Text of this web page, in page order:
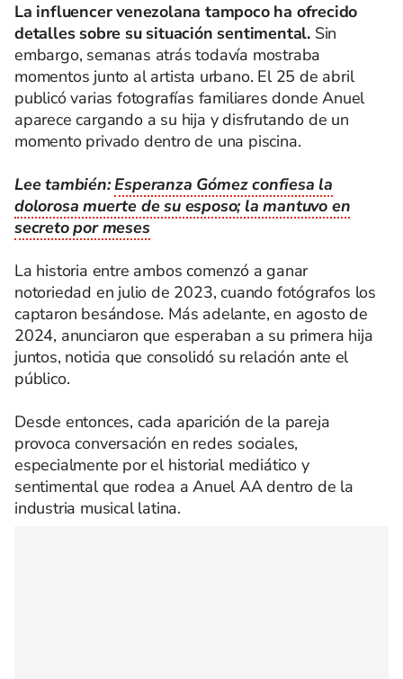
La influencer venezolana tampoco ha ofrecido
detalles sobre su situación sentimental. Sin
embargo, semanas atrás todavía mostraba
momentos junto al artista urbano. El 25 de abril
publicó varias fotografías familiares donde Anuel
aparece cargando a su hija y disfrutando de un
momento privado dentro de una piscina.
Lee también:Esperanza Gómez confiesa la
dolorosa muerte de su esposo; la mantuvo en
secreto por meses
La historia entre ambos comenzó a ganar
notoriedad en julio de 2023, cuando fotógrafos los
captaron besándose. Más adelante, en agosto de
2024, anunciaron que esperaban a su primera hija
juntos, noticia que consolidó su relación ante el
público.
Desde entonces, cada aparición de la pareja
provoca conversación en redes sociales,
especialmente por el historial mediático y
sentimental que rodea a Anuel AA dentro de la
industria musical latina.